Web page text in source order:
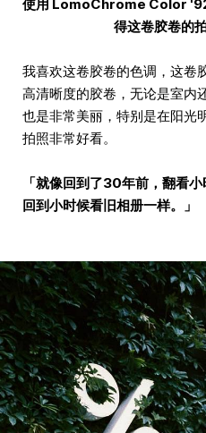
使用 LomoChrome Color
得这卷胶卷的
我喜欢这卷胶卷的色调，这卷
高清晰度的胶卷，无论是室内
也是非常美丽，特别是在阳光
拍照非常好看。
「就像回到了30年前，翻看
回到小时候看旧相册一样。」